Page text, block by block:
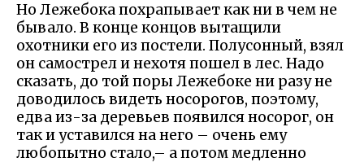
Но Лежебока похрапывает как ни в чем не
бывало. В конце концов вытащили
охотники его из постели. Полусонный, взял
он самострел и нехотя пошел в лес. Надо
сказать, до той поры Лежебоке ни разу не
доводилось видеть носорогов, поэтому,
едва из-за деревьев появился носорог, он
так и уставился на него – очень ему
любопытно стало,– а потом медленно